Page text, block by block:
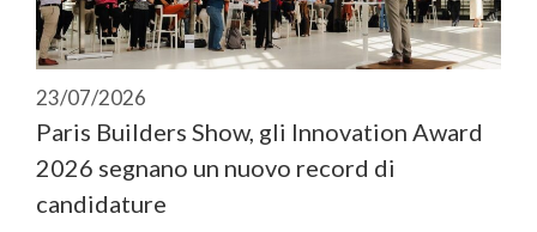
23/07/2026
Paris Builders Show, gli Innovation Award
2026 segnano un nuovo record di
candidature